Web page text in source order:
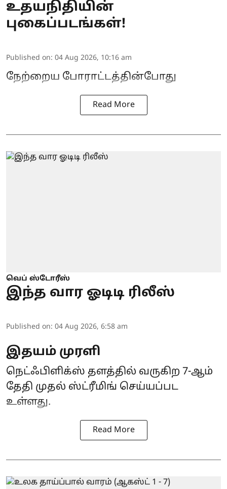
உதயநிதியின்
புகைப்படங்கள்!
Published on: 04 Aug 2026, 10:16 am
நேற்றைய போராட்டத்தின்போது
Read More
வெப் ஸ்டோரீஸ்
இந்த வார ஓடிடி ரிலீஸ்
Published on: 04 Aug 2026, 6:58 am
இதயம் முரளி
நெட்ஃபிளிக்ஸ் தளத்தில் வருகிற 7-ஆம்
தேதி முதல் ஸ்ட்ரீமிங் செய்யப்பட
உள்ளது.
Read More